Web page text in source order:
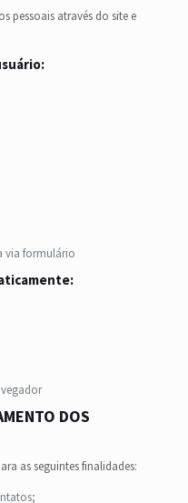
pessoais através do site e
via formulário
DOS
as seguintes finalidades: